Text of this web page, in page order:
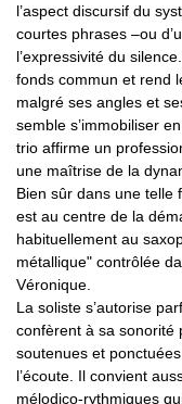
l’aspect discursif du
courtes phrases –ou
l’expressivité du
fonds commun et rend
malgré ses angles et
semble s’immobiliser
trio affirme un
une maîtrise de la
Bien sûr dans une telle
est au centre de la
habituellement au
métallique" contrôlée
Véronique.
La soliste s’autorise
confèrent à sa sonorité
soutenues et
l’écoute. Il convient
mélodico-rythmiques